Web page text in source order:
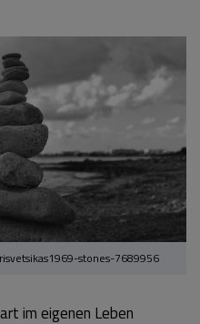
stones-7689956
im eigenen Leben